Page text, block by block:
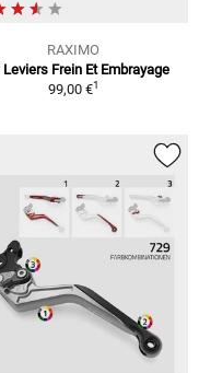
RAXIMO
Frein Et Embrayage
99,00 €1